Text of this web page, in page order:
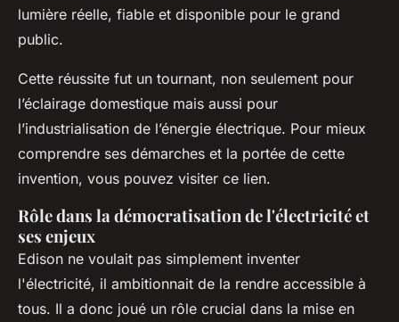
lumière réelle, fiable et disponible pour le grand
public.
Cette réussite fut un tournant, non seulement pour
l’éclairage domestique mais aussi pour
l’industrialisation de l’énergie électrique. Pour mieux
comprendre ses démarches et la portée de cette
invention, vous pouvez visiter ce lien.
Rôle dans la démocratisation de l'électricité et
ses enjeux
Edison ne voulait pas simplement inventer
l'électricité, il ambitionnait de la rendre accessible à
tous. Il a donc joué un rôle crucial dans la mise en